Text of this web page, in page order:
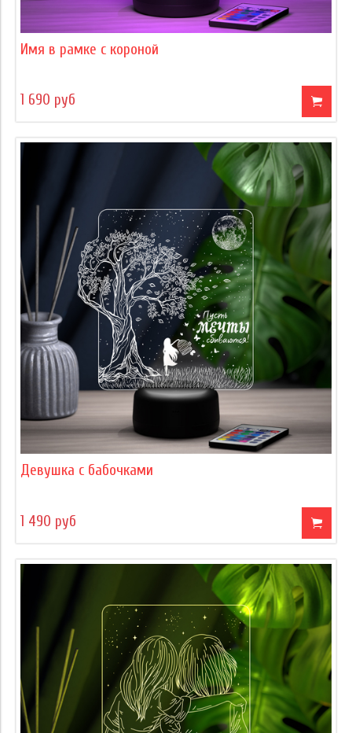
Имя в рамке с короной
1 690 руб
Девушка с бабочками
1 490 руб